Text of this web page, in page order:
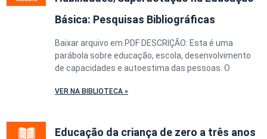
Básica: Pesquisas Bibliográficas
Baixar arquivo em PDF DESCRIÇÃO: Esta é uma
parábola sobre educação, escola, desenvolvimento
de capacidades e autoestima das pessoas. O
VER NA BIBLIOTECA »
Educação da criança de zero a três anos